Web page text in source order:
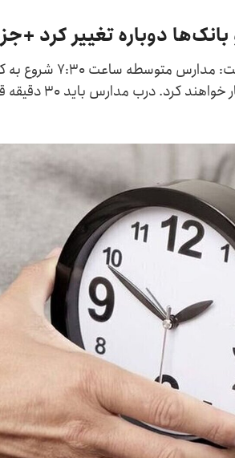
دوباره تغییر کرد
رئیس سازمان اداری و استخدامی کشور
کرد و مقطع ابتدایی ساعت ۸:۰۰ آغاز به کار